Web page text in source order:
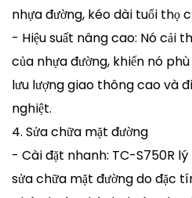
nhựa đường, kéo dài tuổi thọ
- Hiệu suất nâng cao: Nó cải
của nhựa đường, khiến nó
lưu lượng giao thông cao và
nghiệt.
4. Sửa chữa mặt đường
- Cài đặt nhanh: TC-S750R
sửa chữa mặt đường do đặc